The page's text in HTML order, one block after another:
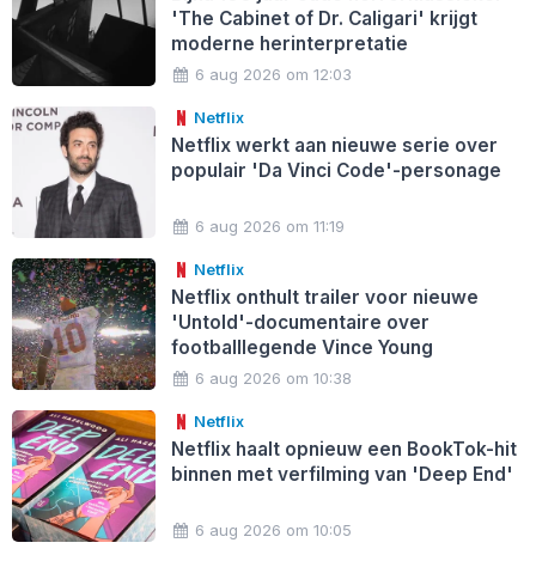
'The Cabinet of Dr. Caligari' krijgt
moderne herinterpretatie
6 aug 2026 om 12:03
Netflix
Netflix werkt aan nieuwe serie over
populair 'Da Vinci Code'-personage
6 aug 2026 om 11:19
Netflix
Netflix onthult trailer voor nieuwe
'Untold'-documentaire over
footballlegende Vince Young
6 aug 2026 om 10:38
Netflix
Netflix haalt opnieuw een BookTok-hit
binnen met verfilming van 'Deep End'
6 aug 2026 om 10:05